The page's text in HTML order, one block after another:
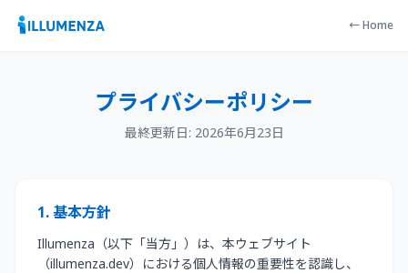
← Home
プライバシーポリシー
最終更新日: 2026年6月23日
1. 基本方針
Illumenza（以下「当方」）は、本ウェブサイト
（illumenza.dev）における個人情報の重要性を認識し、